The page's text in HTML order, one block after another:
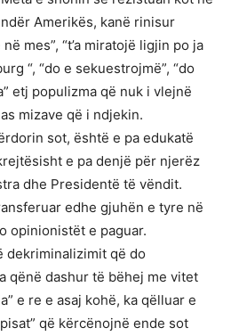
Amerikës, kanë rinisur
mes”, “t’a miratojë ligjin po ja
“, “do e sekuestrojmë”, “do
etj populizma që nuk i vlejnë
mizave që i ndjekin.
sot, është e pa edukatë
e pa denjë për njerëz
dhe Presidentë të vëndit.
edhe gjuhën e tyre në
opinionistët e paguar.
dekriminalizimit që do
qënë dashur të bëhej me vitet
e re e asaj kohë, ka qëlluar e
që kërcënojnë ende sot